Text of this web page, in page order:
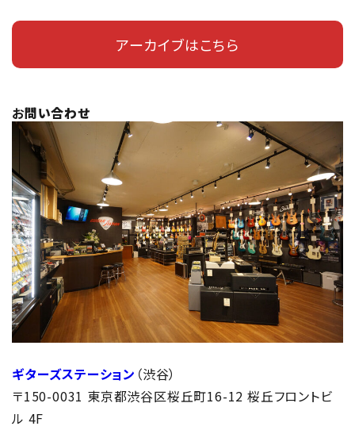
アーカイブはこちら
お問い合わせ
ギターズステーション （渋谷）
〒150-0031 東京都渋谷区桜丘町16-12 桜丘フロントビ
ル 4F